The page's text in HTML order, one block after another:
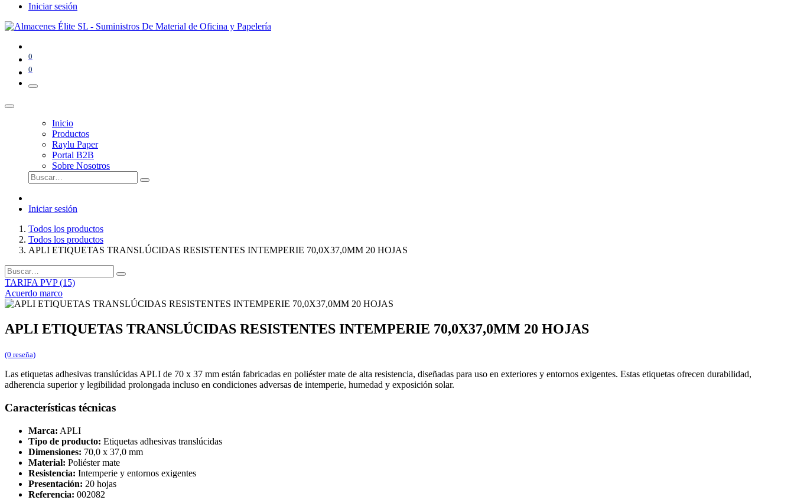
Iniciar sesión
0
0
Inicio
Productos
Raylu Paper
Portal B2B
Sobre Nosotros
Iniciar sesión
Todos los productos
Todos los productos
APLI ETIQUETAS TRANSLÚCIDAS RESISTENTES INTEMPERIE 70,0X37,0MM 20 HOJAS
TARIFA PVP (15)
Acuerdo marco
APLI ETIQUETAS TRANSLÚCIDAS RESISTENTES INTEMPERIE 70,0X37,0MM 20 HOJAS
(0 reseña)
Las etiquetas adhesivas translúcidas APLI de 70 x 37 mm están fabricadas en poliéster mate de alta resistencia, diseñadas para uso en exteriores y entornos exigentes. Estas etiquetas ofrecen durabilidad,
adherencia superior y legibilidad prolongada incluso en condiciones adversas de intemperie, humedad y exposición solar.
Características técnicas
Marca: APLI
Tipo de producto: Etiquetas adhesivas translúcidas
Dimensiones: 70,0 x 37,0 mm
Material: Poliéster mate
Resistencia: Intemperie y entornos exigentes
Presentación: 20 hojas
Referencia: 002082